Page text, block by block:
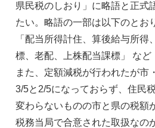
県民税のしおり」に略語と正式
たい。略語の一部は以下のとお
「配当所得計住、算後給与所得
標、老配、上株配当課標」 など
また、定額減税が行われたが市
3/5と2/5になっておらず、住民
変わらないものの市と県の税額
税務当局で合意された取扱なの